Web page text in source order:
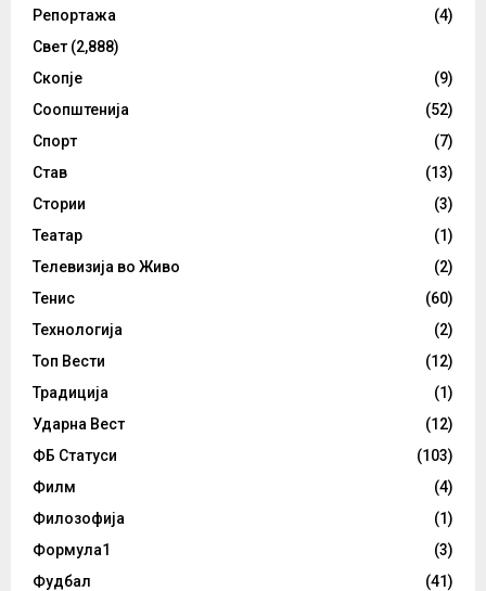
Репортажа
(4)
Свет (2,888)
Скопје
(9)
Соопштенија
(52)
Спорт
(7)
Став
(13)
Стории
(3)
Театар
(1)
Телевизија во Живо
(2)
Тенис
(60)
Технологија
(2)
Топ Вести
(12)
Традиција
(1)
Ударна Вест
(12)
ФБ Статуси
(103)
Филм
(4)
Филозофија
(1)
Формула1
(3)
Фудбал
(41)